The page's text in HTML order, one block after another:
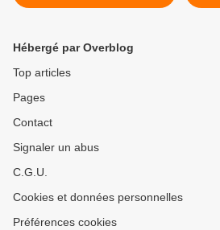
Hébergé par Overblog
Top articles
Pages
Contact
Signaler un abus
C.G.U.
Cookies et données personnelles
Préférences cookies